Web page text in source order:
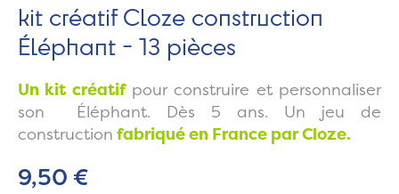
kit créatif Cloze construction
Éléphant - 13 pièces
Un kit créatif pour construire et personnaliser
son Éléphant. Dès 5 ans. Un jeu de
construction fabriqué en France par Cloze.
9,50 €